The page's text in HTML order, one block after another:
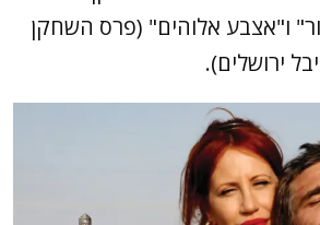
ו"אצבע אלוהים" (פרס השחקן
ירושלים).